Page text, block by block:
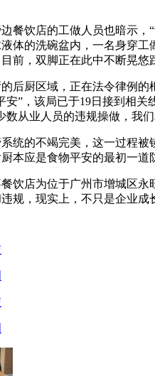
饮店的工做人员也暗示，“
液体的洗碗盆内，一名身穿
前，双脚正在此中不断晃
厨区域，正在法令律例的
安”，该局已于19日接到相
数从业人员的违规操做，我
的不竭完美，这一过程被
本应是食物平安的最初一
店为位于广州市增城区永
规，现实上，不只是企业